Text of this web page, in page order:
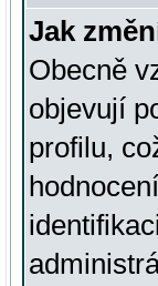
Jak
Obecně
objevují
profilu,